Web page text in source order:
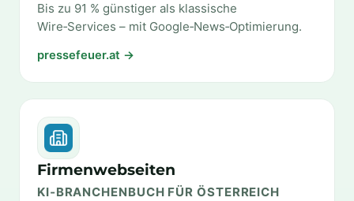
Bis zu 91 % günstiger als klassische
Wire‑Services – mit Google‑News‑Optimierung.
pressefeuer.at →
Firmenwebseiten
KI‑BRANCHENBUCH FÜR ÖSTERREICH